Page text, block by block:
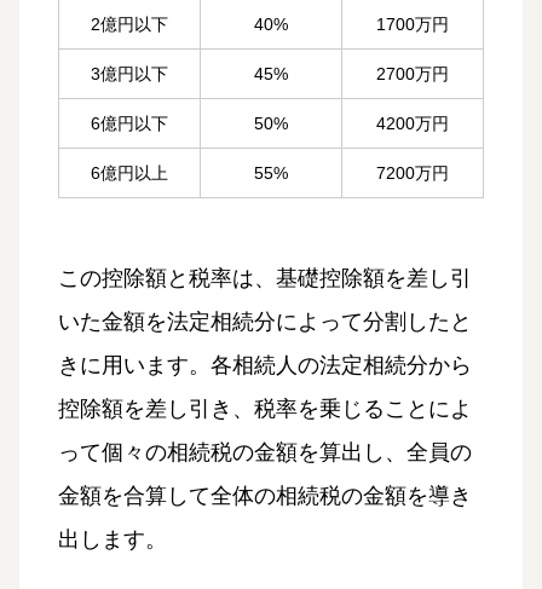
2億円以下 40% 1700万円
3億円以下 45% 2700万円
6億円以下 50% 4200万円
6億円以上 55% 7200万円
この控除額と税率は、基礎控除額を差し引
いた金額を法定相続分によって分割したと
きに用います。各相続人の法定相続分から
控除額を差し引き、税率を乗じることによ
って個々の相続税の金額を算出し、全員の
金額を合算して全体の相続税の金額を導き
出します。